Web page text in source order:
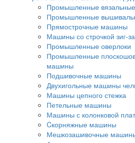
Промышленные
Промышленные
Прямострочные машины
Машины со строчкой зиг-
Промышленные оверлоки
Промышленные
машины
Подшивочные машины
Двухигольные машины
Машины цепного стежка
Петельные машины
Машины с колонковой
Cкорняжные машины
Мешкозашивочные